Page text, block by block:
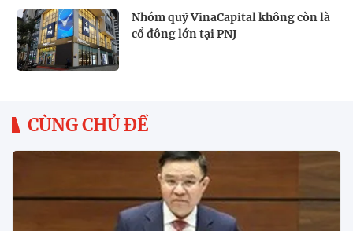
Nhóm quỹ VinaCapital không còn là
cổ đông lớn tại PNJ
CÙNG CHỦ ĐỀ